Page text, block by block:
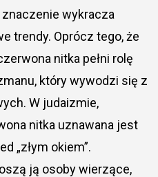
wykracza
trendy. Oprócz tego, że
nitka pełni rolę
który wywodzi się z
W judaizmie,
nitka uznawana jest
„złym okiem”.
ją osoby wierzące,